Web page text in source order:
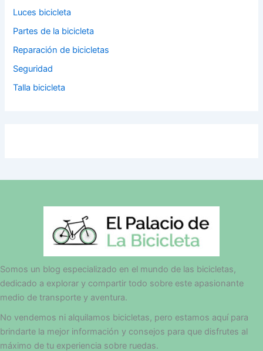
Luces bicicleta
Partes de la bicicleta
Reparación de bicicletas
Seguridad
Talla bicicleta
Somos un blog especializado en el mundo de las bicicletas,
dedicado a explorar y compartir todo sobre este apasionante
medio de transporte y aventura.
No vendemos ni alquilamos bicicletas, pero estamos aquí para
brindarte la mejor información y consejos para que disfrutes al
máximo de tu experiencia sobre ruedas.